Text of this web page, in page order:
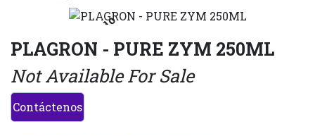
Agotado
PLAGRON - PURE ZYM 250ML
Not Available For Sale
Contáctenos